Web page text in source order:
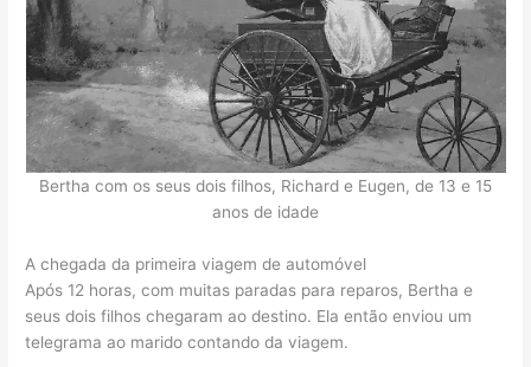
Bertha com os seus dois filhos, Richard e Eugen, de 13 e 15
anos de idade
A chegada da primeira viagem de automóvel
Após 12 horas, com muitas paradas para reparos, Bertha e
seus dois filhos chegaram ao destino. Ela então enviou um
telegrama ao marido contando da viagem.